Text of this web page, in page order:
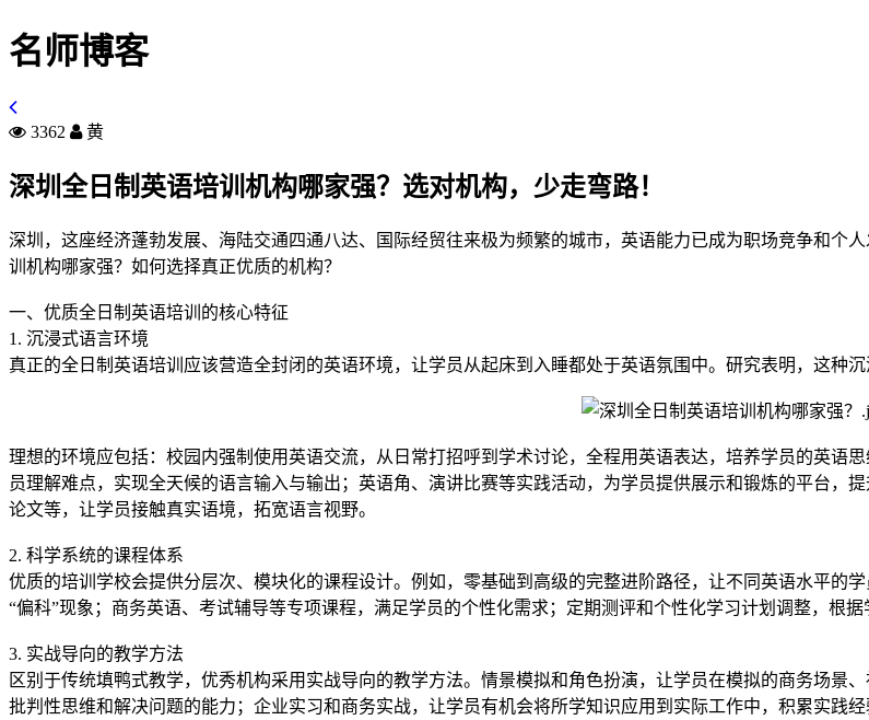
名师博客
3362 黄
深圳全日制英语培训机构哪家强？选对机构，少走弯路！
深圳，这座经济蓬勃发展、海陆交通四通八达、国际经贸往来极为频繁的城市，英语能力已成为职场竞争和个
训机构哪家强？如何选择真正优质的机构？
一、优质全日制英语培训的核心特征
1. 沉浸式语言环境
真正的全日制英语培训应该营造全封闭的英语环境，让学员从起床到入睡都处于英语氛围中。研究表明，这种沉
理想的环境应包括：校园内强制使用英语交流，从日常打招呼到学术讨论，全程用英语表达，培养学员的英语
员理解难点，实现全天候的语言输入与输出；英语角、演讲比赛等实践活动，为学员提供展示和锻炼的平台，
论文等，让学员接触真实语境，拓宽语言视野。
2. 科学系统的课程体系
优质的培训学校会提供分层次、模块化的课程设计。例如，零基础到高级的完整进阶路径，让不同英语水平的
“偏科”现象；商务英语、考试辅导等专项课程，满足学员的个性化需求；定期测评和个性化学习计划调整，根
3. 实战导向的教学方法
区别于传统填鸭式教学，优秀机构采用实战导向的教学方法。情景模拟和角色扮演，让学员在模拟的商务场景
批判性思维和解决问题的能力；企业实习和商务实战，让学员有机会将所学知识应用到实际工作中，积累实践